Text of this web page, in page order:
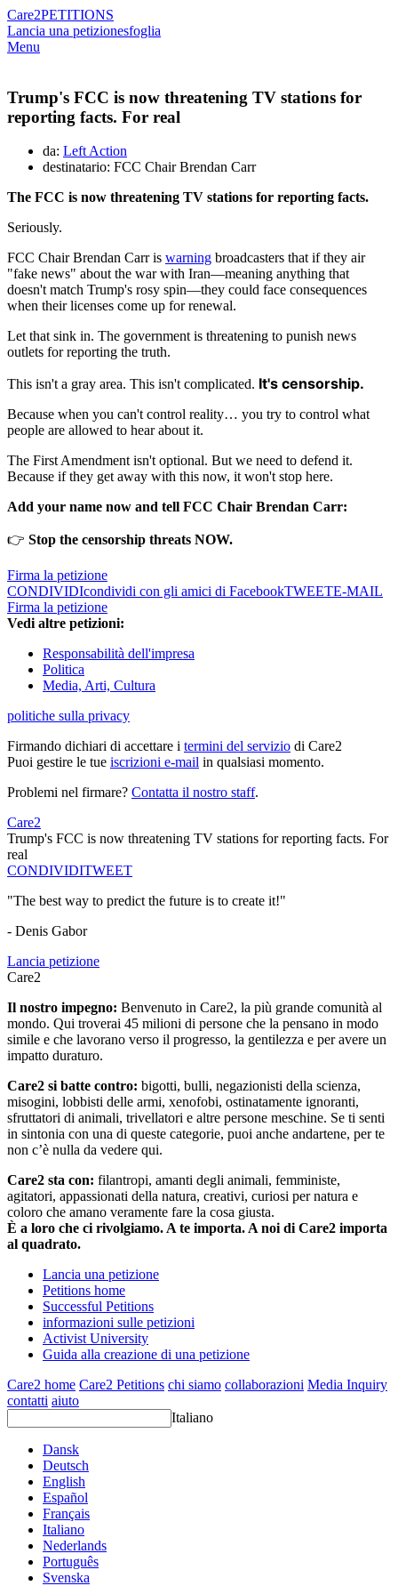
Care2PETITIONS
Lancia una petizionesfoglia
Menu
Trump's FCC is now threatening TV stations for
reporting facts. For real
da: Left Action
destinatario: FCC Chair Brendan Carr
The FCC is now threatening TV stations for reporting facts.
Seriously.
FCC Chair Brendan Carr is warning broadcasters that if they air
"fake news" about the war with Iran—meaning anything that
doesn't match Trump's rosy spin—they could face consequences
when their licenses come up for renewal.
Let that sink in. The government is threatening to punish news
outlets for reporting the truth.
This isn't a gray area. This isn't complicated. It's censorship.
Because when you can't control reality… you try to control what
people are allowed to hear about it.
The First Amendment isn't optional. But we need to defend it.
Because if they get away with this now, it won't stop here.
Add your name now and tell FCC Chair Brendan Carr:
👉 Stop the censorship threats NOW.
Firma la petizione
CONDIVIDIcondividi con gli amici di FacebookTWEETE-MAIL
Firma la petizione
Vedi altre petizioni:
Responsabilità dell'impresa
Politica
Media, Arti, Cultura
politiche sulla privacy
Firmando dichiari di accettare i termini del servizio di Care2
Puoi gestire le tue iscrizioni e-mail in qualsiasi momento.
Problemi nel firmare? Contatta il nostro staff.
Care2
Trump's FCC is now threatening TV stations for reporting facts. For
real
CONDIVIDITWEET
"The best way to predict the future is to create it!"
- Denis Gabor
Lancia petizione
Care2
Il nostro impegno: Benvenuto in Care2, la più grande comunità al
mondo. Qui troverai 45 milioni di persone che la pensano in modo
simile e che lavorano verso il progresso, la gentilezza e per avere un
impatto duraturo.
Care2 si batte contro: bigotti, bulli, negazionisti della scienza,
misogini, lobbisti delle armi, xenofobi, ostinatamente ignoranti,
sfruttatori di animali, trivellatori e altre persone meschine. Se ti senti
in sintonia con una di queste categorie, puoi anche andartene, per te
non c’è nulla da vedere qui.
Care2 sta con: filantropi, amanti degli animali, femministe,
agitatori, appassionati della natura, creativi, curiosi per natura e
coloro che amano veramente fare la cosa giusta.
È a loro che ci rivolgiamo. A te importa. A noi di Care2 importa
al quadrato.
Lancia una petizione
Petitions home
Successful Petitions
informazioni sulle petizioni
Activist University
Guida alla creazione di una petizione
Care2 home Care2 Petitions chi siamo collaborazioni Media Inquiry
contatti aiuto
Italiano
Dansk
Deutsch
English
Español
Français
Italiano
Nederlands
Português
Svenska